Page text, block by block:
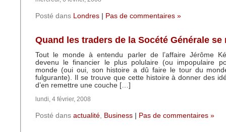
Posté dans Londres Pas de commentaires »
Quand les traders de la Socété Générale se
Tout le monde à entendu parler de l’affaire Jérôme
devenu le financier le plus polulaire (ou impopulaire
monde (oui oui, son histoire a dû faire le tour du
fulgurante). Il se trouve que cette histoire à donner des
d’en remettre une couche […]
lundi, 4 février, 2008
Posté dans actualité, Business Pas de commentaires »